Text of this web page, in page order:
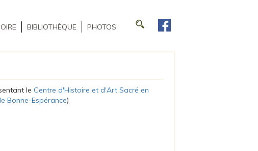
BIBLIOTHÈQUE PHOTOS
le Centre d'Histoire et d'Art Sacré en
Bonne-Espérance)